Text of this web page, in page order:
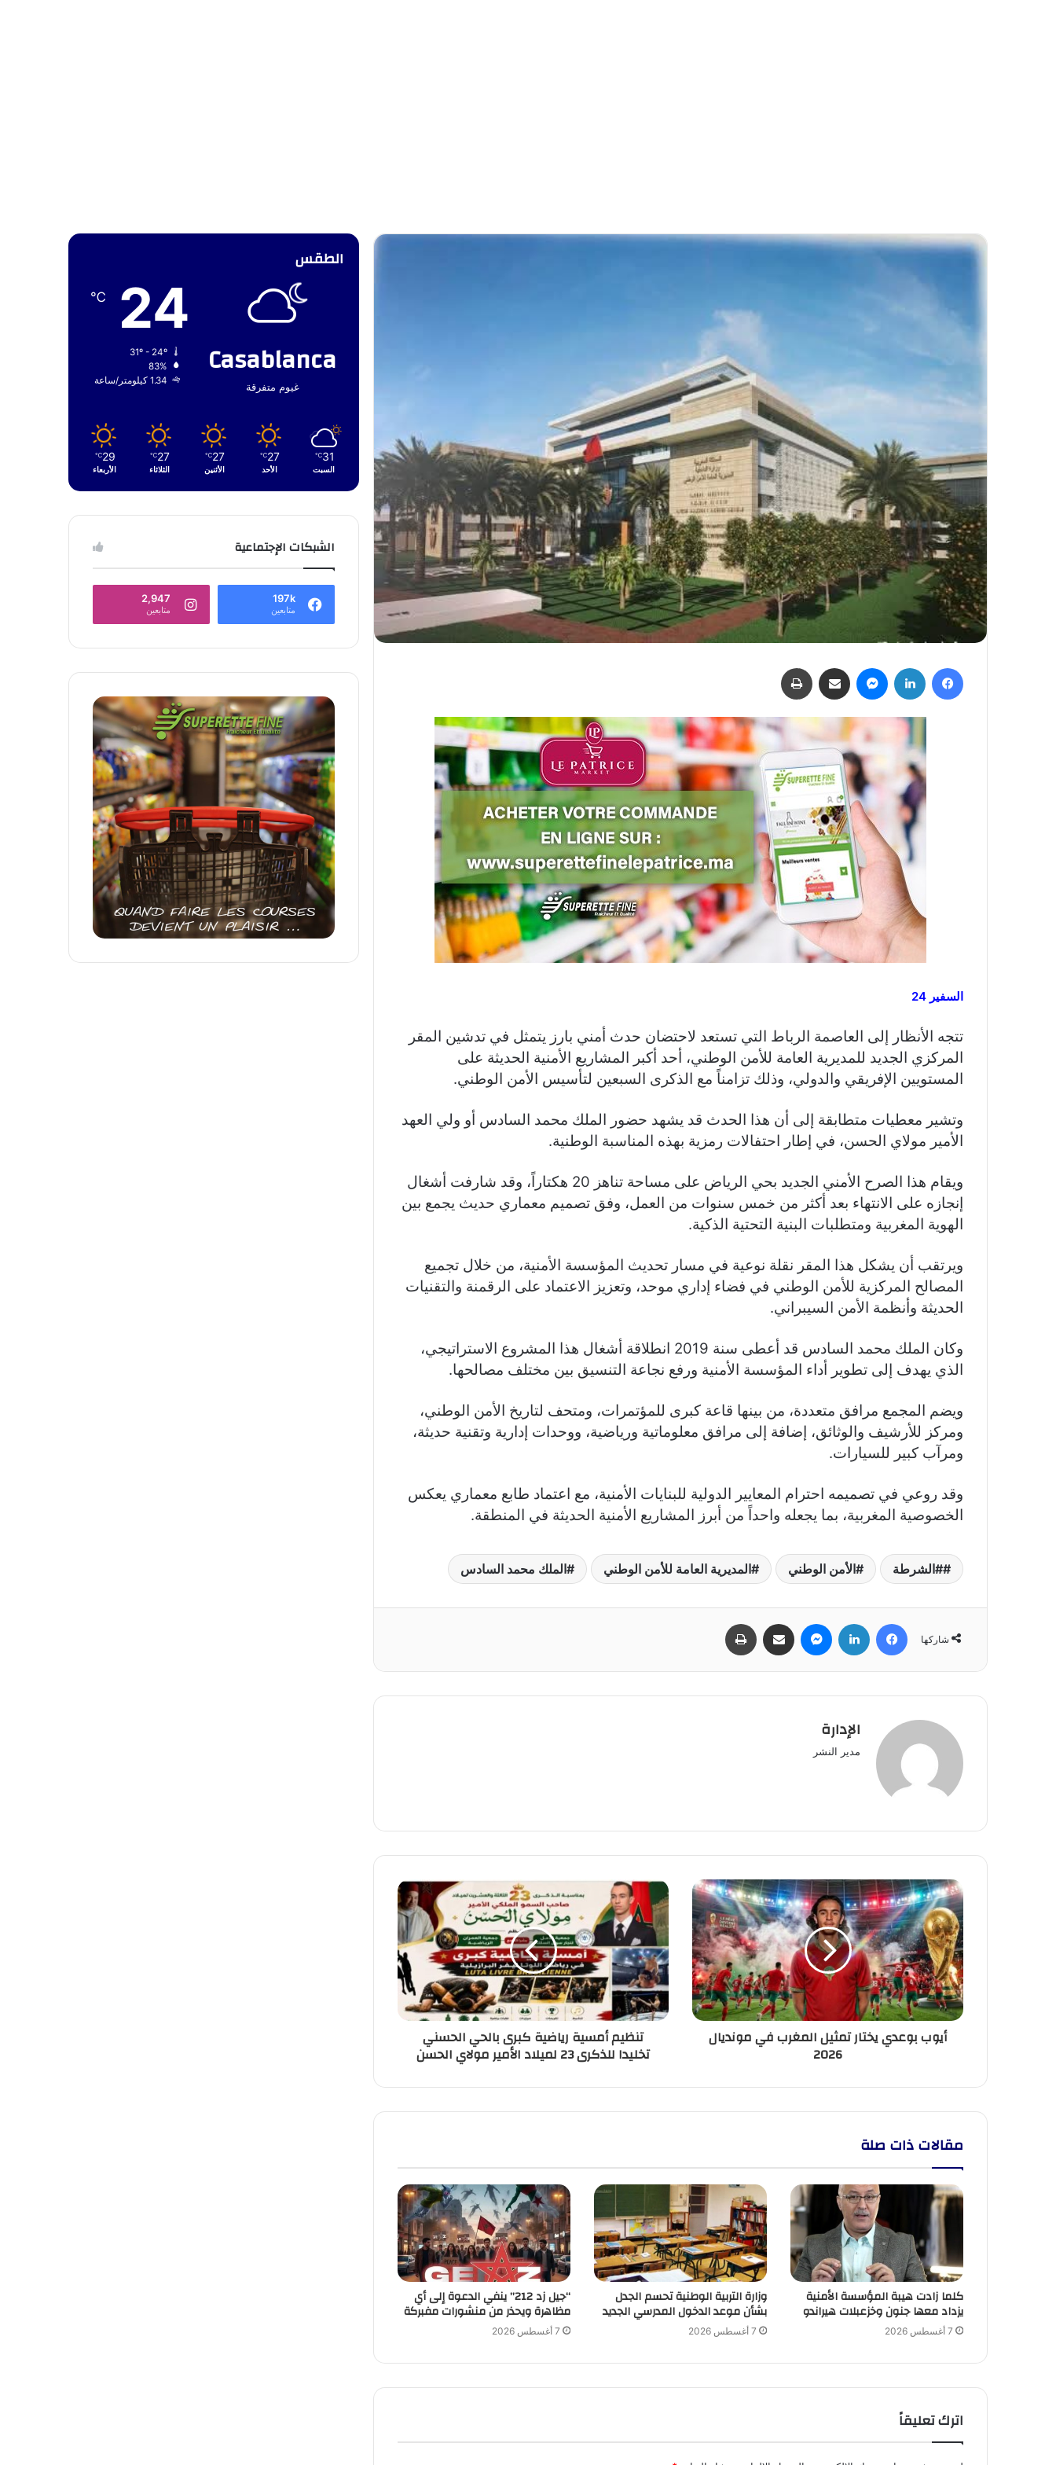
فيسبوك لينكدإن ماسنجر مشاركة عبر البريد
السفير 24
تتجه الأنظار إلى العاصمة الرباط التي تستعد لاحتضان حدث أمني بارز يتمثل في تدشين المقر
المركزي الجديد للمديرية العامة للأمن الوطني، أحد أكبر المشاريع الأمنية الحديثة على
المستويين الإفريقي والدولي، وذلك تزامناً مع الذكرى السبعين لتأسيس الأمن الوطني.
وتشير معطيات متطابقة إلى أن هذا الحدث قد يشهد حضور الملك محمد السادس أو ولي العهد
الأمير مولاي الحسن، في إطار احتفالات رمزية بهذه المناسبة الوطنية.
ويقام هذا الصرح الأمني الجديد بحي الرياض على مساحة تناهز 20 هكتاراً، وقد شارفت أشغال
إنجازه على الانتهاء بعد أكثر من خمس سنوات من العمل، وفق تصميم معماري حديث يجمع بين
الهوية المغربية ومتطلبات البنية التحتية الذكية.
ويرتقب أن يشكل هذا المقر نقلة نوعية في مسار تحديث المؤسسة الأمنية، من خلال تجميع
المصالح المركزية للأمن الوطني في فضاء إداري موحد، وتعزيز الاعتماد على الرقمنة والتقنيات
الحديثة وأنظمة الأمن السيبراني.
وكان الملك محمد السادس قد أعطى سنة 2019 انطلاقة أشغال هذا المشروع الاستراتيجي،
الذي يهدف إلى تطوير أداء المؤسسة الأمنية ورفع نجاعة التنسيق بين مختلف مصالحها.
ويضم المجمع مرافق متعددة، من بينها قاعة كبرى للمؤتمرات، ومتحف لتاريخ الأمن الوطني،
ومركز للأرشيف والوثائق، إضافة إلى مرافق معلوماتية ورياضية، ووحدات إدارية وتقنية حديثة،
ومرآب كبير للسيارات.
وقد روعي في تصميمه احترام المعايير الدولية للبنايات الأمنية، مع اعتماد طابع معماري يعكس
الخصوصية المغربية، بما يجعله واحداً من أبرز المشاريع الأمنية الحديثة في المنطقة.
#الشرطة الأمن الوطني المديرية العامة للأمن الوطني الملك محمد السادس
شاركها
فيسبوك لينكدإن ماسنجر مشاركة عبر البريد
الإدارة
مدير النشر
أيوب
بوعدي
يختار
تمثيل
المغرب
في
مونديال
2026
أيوب بوعدي يختار تمثيل المغرب في مونديال
2026
تنظيم
أمسية
رياضية
كبرى
بالحي
الحسني
تخليدا
للذكرى
23
الأمير
الحسن
تنظيم أمسية رياضية كبرى بالحي الحسني
تخليدا للذكرى 23 لميلاد الأمير مولاي الحسن
مقالات ذات صلة
كلما زادت هيبة المؤسسة الأمنية
يزداد معها جنون وخزعبلات هيراندو
7 أغسطس 2026
وزارة التربية الوطنية تحسم الجدل
بشأن موعد الدخول المدرسي الجديد
7 أغسطس 2026
“جيل زد 212” ينفي الدعوة إلى أي
مظاهرة ويحذر من منشورات مفبركة
7 أغسطس 2026
اترك تعليقاً
الطقس
Casablanca
غيوم متفرقة
24
℃
83%
1.34 كيلومتر/ساعة
31
℃
السبت
27
℃
الأحد
27
℃
الأثنين
27
℃
الثلاثاء
29
℃
الأربعاء
الشبكات الإجتماعية
197k
متابعين
2,947
متابعين